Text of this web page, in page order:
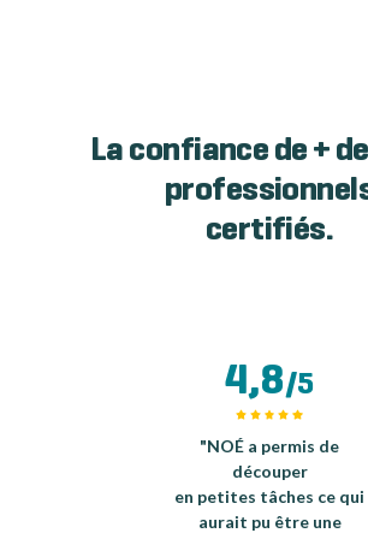
La confiance de + de
certifiés.
4,8/5
"NOÉ a permis de
découper
en petites tâches ce qui
aurait pu être une